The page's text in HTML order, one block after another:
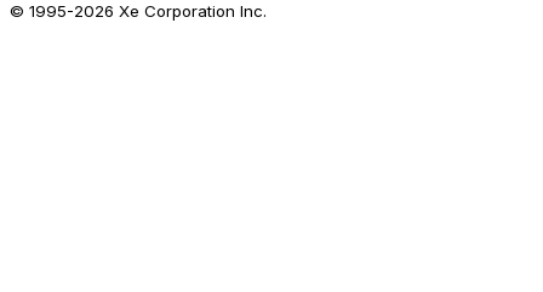
© 1995-2026 Xe Corporation Inc.